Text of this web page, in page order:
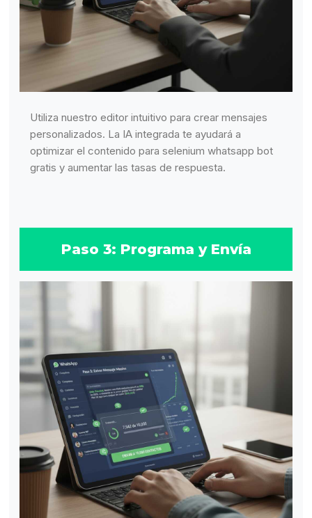
Utiliza nuestro editor intuitivo para crear mensajes
personalizados. La IA integrada te ayudará a
optimizar el contenido para selenium whatsapp bot
gratis y aumentar las tasas de respuesta.
Paso 3: Programa y Envía